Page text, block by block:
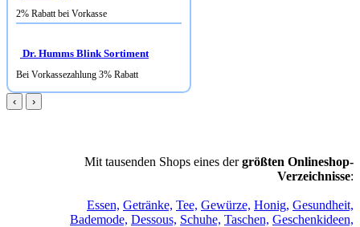
2% Rabatt bei Vorkasse
Dr. Humms Blink Sortiment
Bei Vorkassezahlung 3% Rabatt
‹ ›
Mit tausenden Shops eines dergrößten Onlineshop-
Verzeichnisse:
Essen, Getränke, Tee, Gewürze, Honig, Gesundheit,
Bademode, Dessous, Schuhe, Taschen, Geschenkideen,